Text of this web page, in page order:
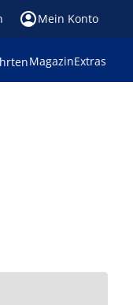
Mein Konto
MagazinExtras